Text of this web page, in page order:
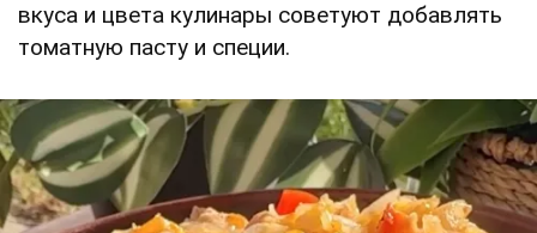
вкуса и цвета кулинары советуют добавлять
томатную пасту и специи.